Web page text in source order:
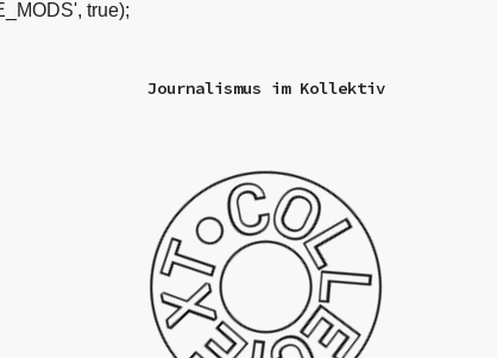
true);
Journalismus im Kollektiv